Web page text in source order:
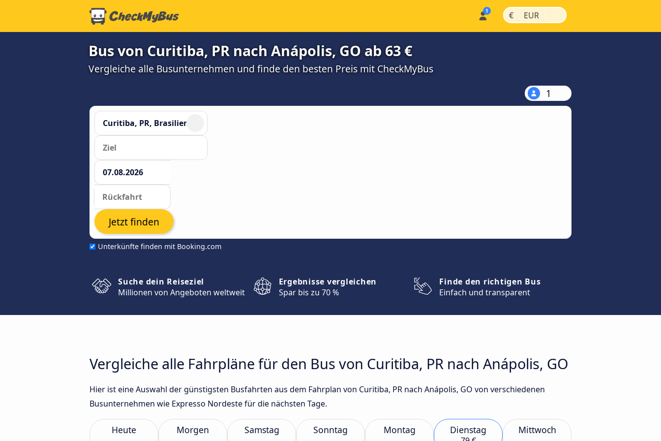
€ | EUR |
Bus von Curitiba, PR nach Anápolis, GO ab 63 €
Vergleiche alle Busunternehmen und finde den besten Preis mit CheckMyBus
1
Unterkünfte finden mit Booking.com
Jetzt finden
Suche dein Reiseziel
Millionen von Angeboten weltweit
Ergebnisse vergleichen
Spar bis zu 70 %
Finde den richtigen Bus
Einfach und transparent
Vergleiche alle Fahrpläne für den Bus von Curitiba, PR nach Anápolis, GO
Hier ist eine Auswahl der günstigsten Busfahrten aus dem Fahrplan von Curitiba, PR nach Anápolis, GO von verschiedenen
Busunternehmen wie Expresso Nordeste für die nächsten Tage.
Heute Morgen Samstag Sonntag Montag Dienstag Mittwoch